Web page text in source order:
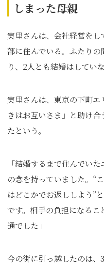
しまった母親
実里さんは、会社経営を
部に住んでいる。ふたり
り、2人とも結婚はしていな
実里さんは、東京の下町エ
きはお互いさま」と助け
たという。
「結婚するまで住んでい
の念を持っていました。“
はどこかでお返ししよう”
です。相手の負担になる
通でした」
今の街に引っ越したのは、